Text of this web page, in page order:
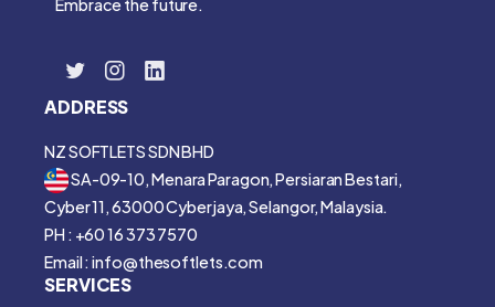
Embrace the future.
ADDRESS
NZ SOFTLETS SDN BHD
SA-09-10, Menara Paragon, Persiaran Bestari,
Cyber 11, 63000 Cyberjaya, Selangor, Malaysia.
PH : +60 16 373 7570
Email : info@thesoftlets.com
SERVICES